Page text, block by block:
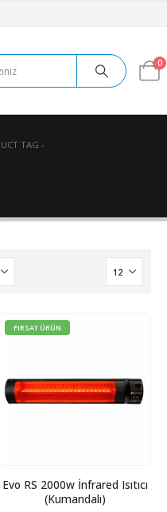
0
TAG -
FIRSAT ÜRÜN
Evo RS 2000w İnfrared Isıtıcı
(Kumandalı)